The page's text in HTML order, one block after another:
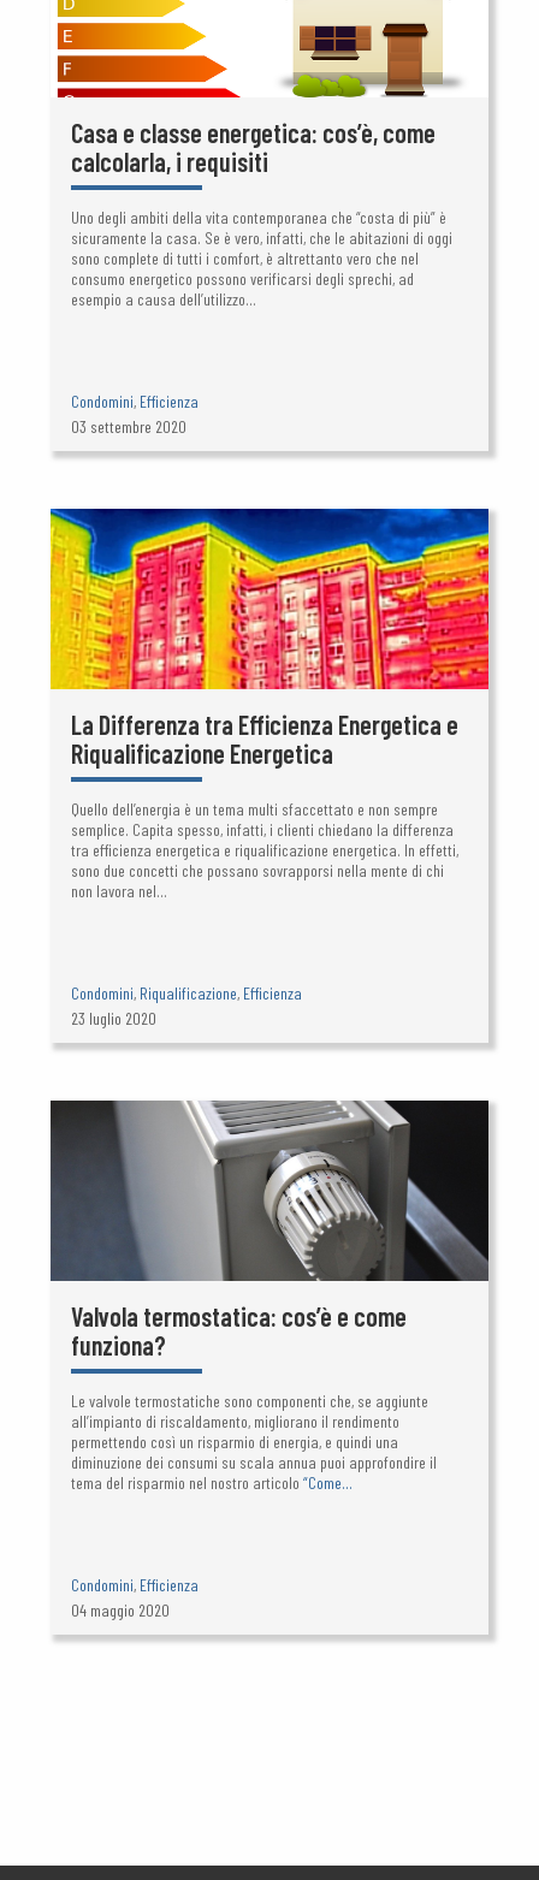
Casa e classe energetica: cos’è, come
calcolarla, i requisiti
Uno degli ambiti della vita contemporanea che “costa di più” è
sicuramente la casa. Se è vero, infatti, che le abitazioni di oggi
sono complete di tutti i comfort, è altrettanto vero che nel
consumo energetico possono verificarsi degli sprechi, ad
esempio a causa dell’utilizzo...
Condomini, Efficienza
03 settembre 2020
La Differenza tra Efficienza Energetica e
Riqualificazione Energetica
Quello dell’energia è un tema multi sfaccettato e non sempre
semplice. Capita spesso, infatti, i clienti chiedano la differenza
tra efficienza energetica e riqualificazione energetica. In effetti,
sono due concetti che possano sovrapporsi nella mente di chi
non lavora nel...
Condomini, Riqualificazione, Efficienza
23 luglio 2020
Valvola termostatica: cos’è e come
funziona?
Le valvole termostatiche sono componenti che, se aggiunte
all’impianto di riscaldamento, migliorano il rendimento
permettendo così un risparmio di energia, e quindi una
diminuzione dei consumi su scala annua puoi approfondire il
tema del risparmio nel nostro articolo“Come...
Condomini, Efficienza
04 maggio 2020